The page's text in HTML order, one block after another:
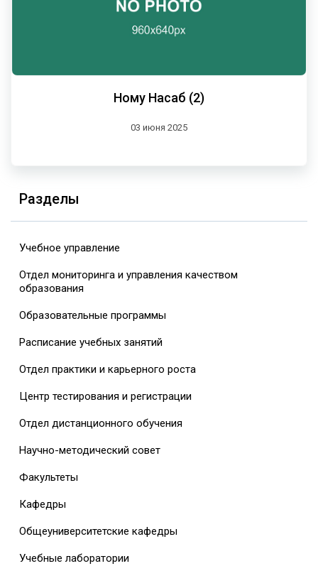
Ному Насаб (2)
03 июня 2025
Разделы
Учебное управление
Отдел мониторинга и управления качеством
образования
Образовательные программы
Расписание учебных занятий
Отдел практики и карьерного роста
Центр тестирования и регистрации
Отдел дистанционного обучения
Научно-методический совет
Факультеты
Кафедры
Общеуниверситетские кафедры
Учебные лаборатории